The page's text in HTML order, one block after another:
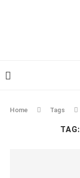
Home Tags
TAG: